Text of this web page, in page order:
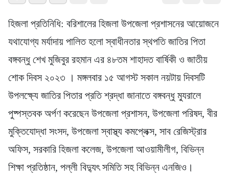
হিজলা প্রতিনিধি: বরিশালের হিজলা উপজেলা প্রশাসনের আয়োজনে
যথাযোগ্য মর্যাদায় পালিত হলো স্বাধীনতার স্থপতি জাতির পিতা
বঙ্গবন্ধু শেখ মুজিবুর রহমান এর ৪৮তম শাহাদত বার্ষিকী ও জাতীয়
শোক দিবস ২০২৩ । মঙ্গলবার ১৫ আগস্ট সকাল নয়টায় দিবসটি
উপলক্ষ্যে জাতির পিতার প্রতি শ্রদ্ধা জানাতে বঙ্গবন্ধু ম্যুরালে
পুষ্পস্তবক অর্পণ করেছেন উপজেলা প্রশাসন, উপজেলা পরিষদ, বীর
মুক্তিযোদ্ধা সংসদ, উপজেলা স্বাস্থ্য কমপ্লেক্স, সাব রেজিস্ট্রার
অফিস, সরকারি হিজলা কলেজ, উপজেলা আওয়ামীলীগ, বিভিন্ন
শিক্ষা প্রতিষ্ঠান, পল্লী বিদ্যুৎ সমিতি সহ বিভিন্ন এনজিও।